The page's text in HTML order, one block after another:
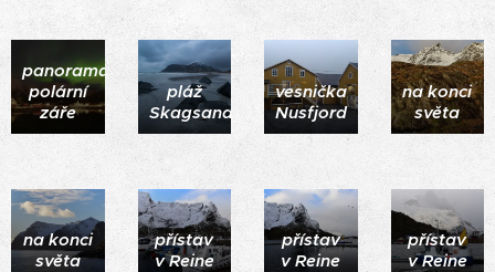
panorama
polární
záře
pláž
Skagsanden
vesnička
Nusfjord
na konci
světa
na konci
světa
přístav
v Reine
přístav
v Reine
přístav
v Reine